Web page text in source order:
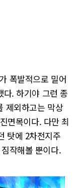
폭발적으로 밀어
다. 하기야 그런 종
제외하고는 막상
면목이다. 다만 최
탓에 2차전지주
작해볼 뿐이다.